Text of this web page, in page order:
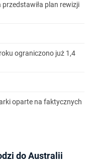
przedstawiła plan rewizji
ograniczono już 1,4
oparte na faktycznych
do Australii